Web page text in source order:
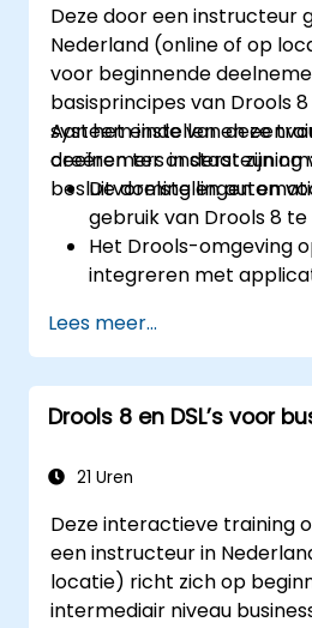
Deze door een instructeur
Nederland (online of op
voor beginnende
basisprincipes van Drools
systeem instellen en
creëren ter ondersteuning
besluitvorming en
Aan het einde van deze
deelnemers in staat zijn
De doelstellingen en
gebruik van Drools 8
Het Drools-omgeving
integreren met
testen en
Drools Workbench te
regelbeheer en
Drools toe te passen in
Lees meer...
Drools 8 en DSL’s voor
21 Uren
Deze interactieve training
een instructeur in
locatie) richt zich op
intermediair niveau